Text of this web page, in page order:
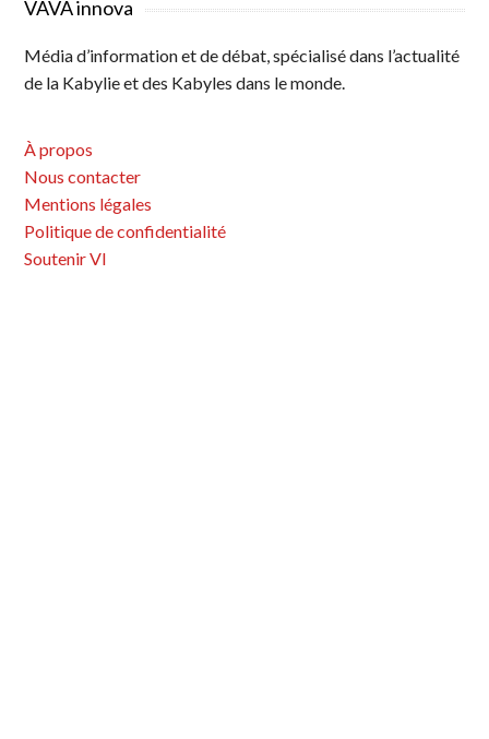
VAVA innova
Média d’information et de débat, spécialisé dans l’actualité
de la Kabylie et des Kabyles dans le monde.
À propos
Nous contacter
Mentions légales
Politique de confidentialité
Soutenir VI